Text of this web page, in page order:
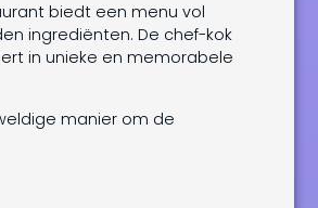
biedt een menu vol
ingrediënten. De chef-kok
in unieke en memorabele
manier om de